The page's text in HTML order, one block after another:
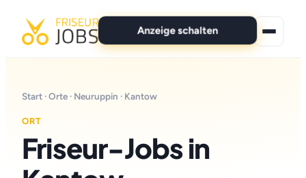
Anzeige schalten
Für Bewerber
Start ·Orte · Neuruppin · Kantow
ORT
Friseur-Jobs in